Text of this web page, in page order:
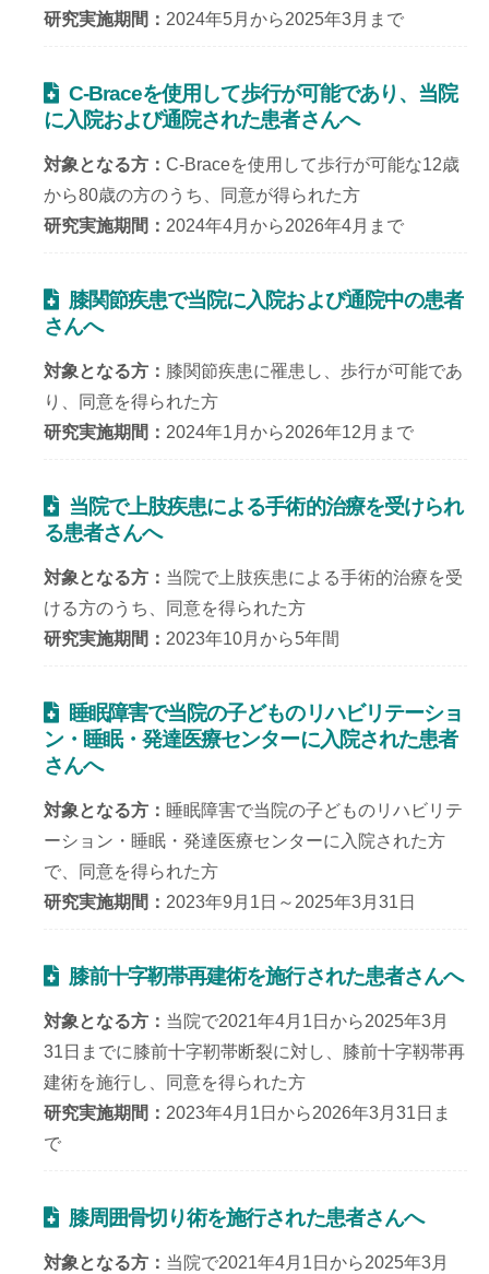
研究実施期間
2024年5月から2025年3月まで
C-Braceを使用して歩行が可能であり、当院
に入院および通院された患者さんへ
対象となる方
C-Braceを使用して歩行が可能な12歳
から80歳の方のうち、同意が得られた方
研究実施期間
2024年4月から2026年4月まで
膝関節疾患で当院に入院および通院中の患者
さんへ
対象となる方
膝関節疾患に罹患し、歩行が可能であ
り、同意を得られた方
研究実施期間
2024年1月から2026年12月まで
当院で上肢疾患による手術的治療を受けられ
る患者さんへ
対象となる方
当院で上肢疾患による手術的治療を受
ける方のうち、同意を得られた方
研究実施期間
2023年10月から5年間
睡眠障害で当院の子どものリハビリテーショ
ン・睡眠・発達医療センターに入院された患者
さんへ
対象となる方
睡眠障害で当院の子どものリハビリテ
ーション・睡眠・発達医療センターに入院された方
で、同意を得られた方
研究実施期間
2023年9月1日～2025年3月31日
膝前十字靭帯再建術を施行された患者さんへ
対象となる方
当院で2021年4月1日から2025年3月
31日までに膝前十字靭帯断裂に対し、膝前十字靱帯再
建術を施行し、同意を得られた方
研究実施期間
2023年4月1日から2026年3月31日ま
で
膝周囲骨切り術を施行された患者さんへ
対象となる方 当院で2021年4月1日から2025年3月